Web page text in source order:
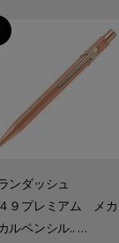
ンダッシュ
９プレミアム メカ
ルペンシル.. …